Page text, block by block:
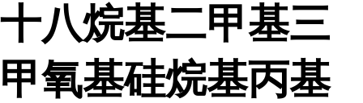
十八烷基二甲基三
甲氧基硅烷基丙基